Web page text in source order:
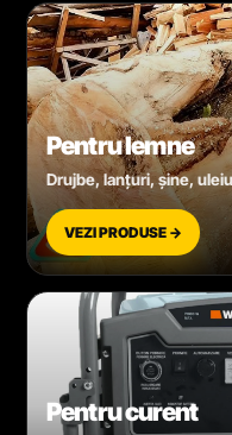
Pentru lemne
Drujbe, lanțuri, șine,
VEZI PRODUSE →
Pentru curent